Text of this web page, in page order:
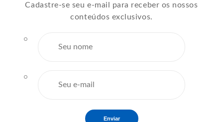
Cadastre-se seu e-mail para receber os nossos
conteúdos exclusivos.
Enviar